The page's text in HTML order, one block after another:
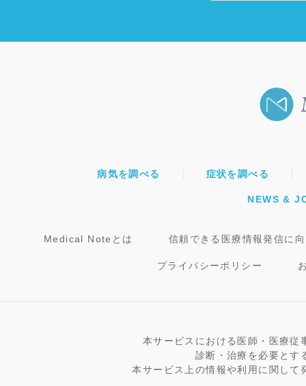
病気を調べる 症状を調べる
NEWS &
Medical Noteとは 信頼できる医療情報発信に
プライバシーポリシー
本サービスにおける医師・医療従
診断・治療を必要とす
本サービス上の情報や利用に関し